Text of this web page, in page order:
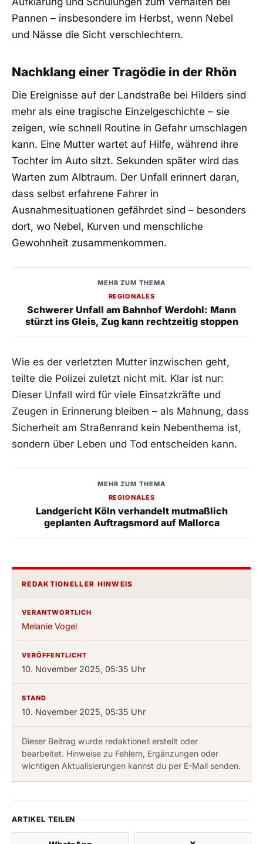
Pannen – insbesondere im Herbst, wenn Nebel
und Nässe die Sicht verschlechtern.
Nachklang einer Tragödie in der Rhön
Die Ereignisse auf der Landstraße bei Hilders sind
mehr als eine tragische Einzelgeschichte – sie
zeigen, wie schnell Routine in Gefahr umschlagen
kann. Eine Mutter wartet auf Hilfe, während ihre
Tochter im Auto sitzt. Sekunden später wird das
Warten zum Albtraum. Der Unfall erinnert daran,
dass selbst erfahrene Fahrer in
Ausnahmesituationen gefährdet sind – besonders
dort, wo Nebel, Kurven und menschliche
Gewohnheit zusammenkommen.
MEHR ZUM THEMA
REGIONALES
Schwerer Unfall am Bahnhof Werdohl: Mann
stürzt ins Gleis, Zug kann rechtzeitig stoppen
Wie es der verletzten Mutter inzwischen geht,
teilte die Polizei zuletzt nicht mit. Klar ist nur:
Dieser Unfall wird für viele Einsatzkräfte und
Zeugen in Erinnerung bleiben – als Mahnung, dass
Sicherheit am Straßenrand kein Nebenthema ist,
sondern über Leben und Tod entscheiden kann.
MEHR ZUM THEMA
REGIONALES
Landgericht Köln verhandelt mutmaßlich
geplanten Auftragsmord auf Mallorca
REDAKTIONELLER HINWEIS
VERANTWORTLICH
Melanie Vogel
VERÖFFENTLICHT
10. November 2025, 05:35 Uhr
STAND
10. November 2025, 05:35 Uhr
Dieser Beitrag wurde redaktionell erstellt oder
bearbeitet. Hinweise zu Fehlern, Ergänzungen oder
wichtigen Aktualisierungen kannst du per E-Mail senden.
ARTIKEL TEILEN